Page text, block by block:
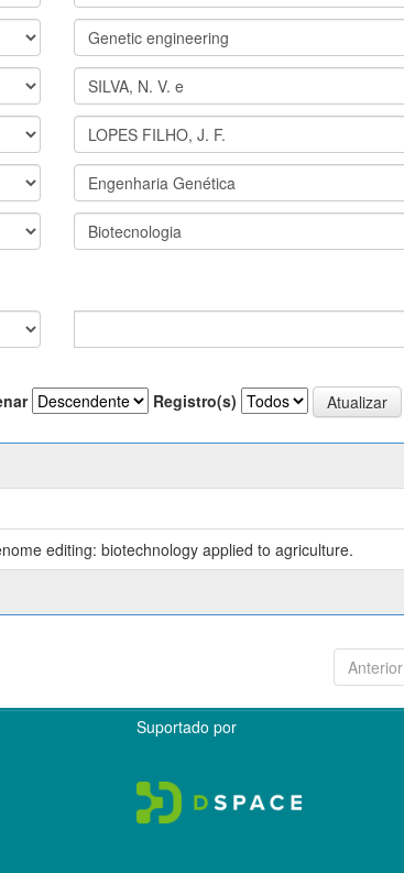
Registro(s)
editing: biotechnology applied to agriculture.
Anterior
Suportado por